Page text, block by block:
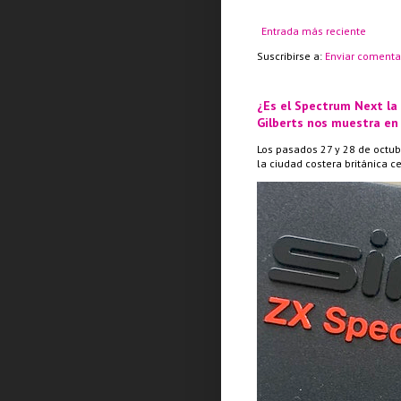
Entrada más reciente
Suscribirse a: Enviar
¿Es el Spectrum Next
Gilberts nos muestra
Los pasados 27 y 28 de
la ciudad costera británica